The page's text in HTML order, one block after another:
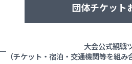
団体チケット
◆団体販売に関するお問い合わ
大会公式観戦
（チケット・宿泊・交通機関等を組み